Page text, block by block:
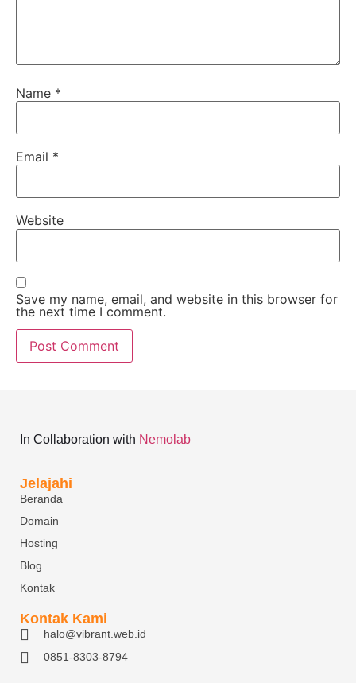
Name *
Email *
Website
Save my name, email, and website in this browser for
the next time I comment.
In Collaboration with Nemolab
Jelajahi
Beranda
Domain
Hosting
Blog
Kontak
Kontak Kami
halo@vibrant.web.id
0851-8303-8794